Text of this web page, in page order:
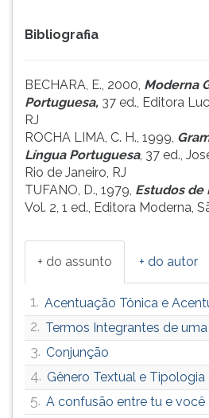
Bibliografia
BECHARA, E., 2000, Moderna
Portuguesa, 37 ed., Editora
RJ
ROCHA LIMA, C. H., 1999,
Língua Portuguesa, 37 ed.,
Rio de Janeiro, RJ
TUFANO, D., 1979, Estudos de
Vol. 2, 1 ed., Editora Moderna,
+ do assunto + do autor
1. Acentuação Tônica e
2. Termos Integrantes de
3. Conjunção
4. Gênero Textual e Tipologia
5. A confusão entre tu e você